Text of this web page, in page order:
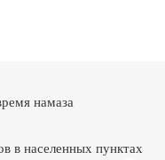
намаза
в населенных пунктах